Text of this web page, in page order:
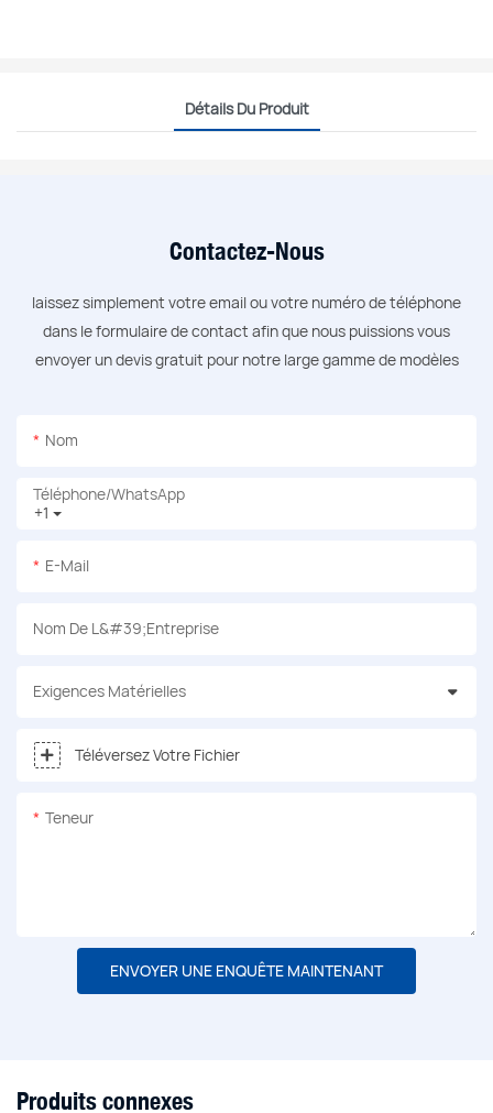
Détails Du Produit
Contactez-Nous
laissez simplement votre email ou votre numéro de téléphone
dans le formulaire de contact afin que nous puissions vous
envoyer un devis gratuit pour notre large gamme de modèles
Nom
+1
Téléphone/WhatsApp
E-Mail
Nom De L&#39;entreprise
Exigences Matérielles
Téléversez Votre Fichier
Teneur
ENVOYER UNE ENQUÊTE MAINTENANT
Produits connexes